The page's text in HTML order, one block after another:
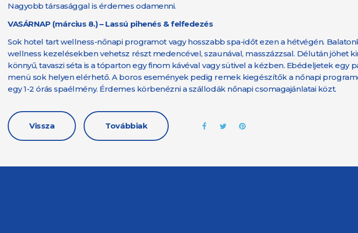
Nagyobb társasággal is érdemes odamenni.
VASÁRNAP (március 8.) – Lassú pihenés & felfedezés
Sok hotel tart wellness-nőnapi programot vagy hosszabb spa-időt ezen a hétvégén.
wellness kezelésekben vehetsz részt medencével, szaunával, masszázzsal. Délután jöhet
könnyű, tavaszi séta is a tóparton egy finom kávéval vagy sütivel a kézben. Ebédeljetek egy
menü sok helyen elérhető. A boros események pedig remek kiegészítők a nőnapi
egy 1-2 órás spaélmény. Érdemes körbenézni a szállodák nőnapi csomagajánlatai közt.
Vissza Továbbiak